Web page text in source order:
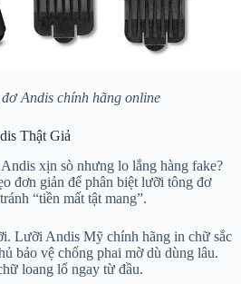
Andis chính hãng online
Thật Giả
xịn sò nhưng lo lắng hàng fake?
đơn giản để phân biệt lưỡi tông đơ
“tiền mất tật mang”.
Lưỡi Andis Mỹ chính hãng in chữ sắc
bảo vệ chống phai mờ dù dùng lâu.
loang lổ ngay từ đầu.